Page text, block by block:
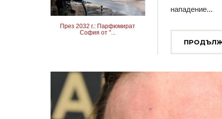
През 2032 г.: Парфюмират
София от "...
нападение...